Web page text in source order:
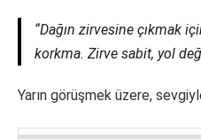
“Dağın zirvesine çıkmak
korkma. Zirve sabit, yol
Yarın görüşmek üzere,